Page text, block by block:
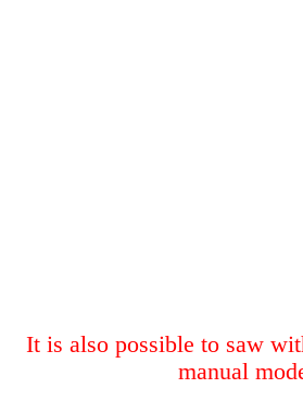
It is also possible to saw
manual